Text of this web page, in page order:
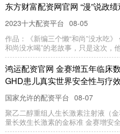
东方财富配资网官网 “漫”说政
2023十大配资平台 08-05
作品：《新编三个懒“和尚”没水吃
和尚没水喝”的老故事，只是这次，
鸿运配资官网 金赛增五年临床
GHD患儿真实世界安全性与疗
国家允许的配资平台 08-07
聚乙二醇重组人生长激素注射液（
量长效生长激素的金标准 金赛增安